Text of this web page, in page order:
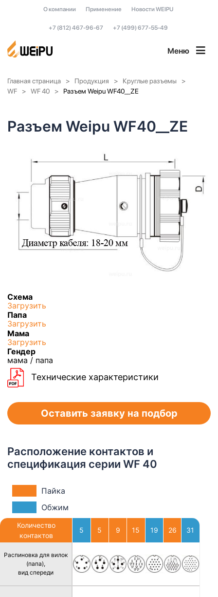
О компании Применение Новости WEIPU
+7 (812) 467-96-67 +7 (499) 677-55-49
Меню
Главная страница Продукция
Круглые разъемы
WF
WF 40 Разъем Weipu WF40__ZE
Разъем Weipu WF40__ZE
Схема
Загрузить
Папа
Загрузить
Мама
Загрузить
Гендер
мама / папа
Технические характеристики
Оставить заявку на подбор
Расположение контактов и
спецификация серии WF 40
Пайка
Обжим
Количество
контактов
Распиновка для вилок
(папа),
вид спереди
5 5 9 15 19 26 31